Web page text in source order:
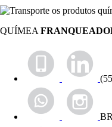
QUÍMEA